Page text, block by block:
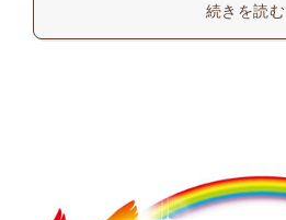
続きを読む